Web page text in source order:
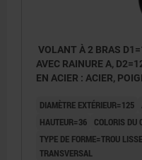
VOLANT À 2 BRAS
AVEC RAINURE A,
EN ACIER : ACIER,
DIAMÈTRE EXTÉRIEUR=125
HAUTEUR=36
COLORIS DU
TYPE DE FORME=TROU
TRANSVERSAL